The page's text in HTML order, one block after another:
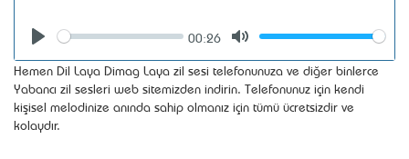
Seek
00:26
Volume
Hemen Dil Laya Dimag Laya zil sesi telefonunuza ve diğer binlerce
Yabancı zil sesleri web sitemizden indirin. Telefonunuz için kendi
kişisel melodinize anında sahip olmanız için tümü ücretsizdir ve
kolaydır.